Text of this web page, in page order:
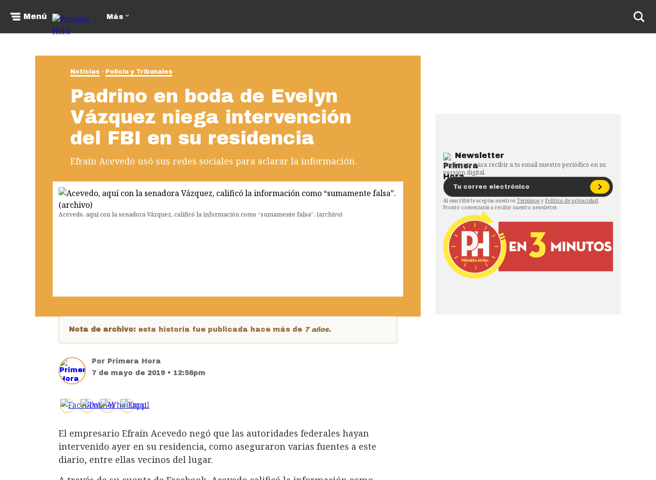
Menú Más
Noticias Policía y Tribunales
Padrino en boda de Evelyn
Vázquez niega intervención
del FBI en su residencia
Efraín Acevedo usó sus redes sociales para aclarar la información.
Acevedo, aquí con la senadora Vázquez, calificó la información como “sumamente falsa”. (archivo)
Nota de archivo: esta historia fue publicada hace más de 7 años.
Por Primera Hora
7 de mayo de 2019 • 12:56pm
El empresario Efraín Acevedo negó que las autoridades federales hayan
intervenido ayer en su residencia, como aseguraron varias fuentes a este
diario, entre ellas vecinos del lugar.
Newsletter
Regístrate para recibir a tu email nuestro periódico en su
versión digital.
Al suscribirte aceptas nuestros Términos y Política de privacidad.
Pronto comenzarás a recibir nuestro newsletter.